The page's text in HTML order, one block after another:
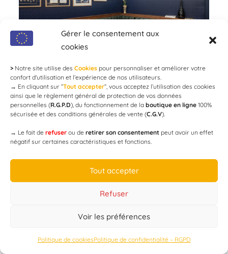
Gérer le consentement aux
cookies
> Notre site utilise des Cookies pour personnaliser et améliorer votre
confort d'utilisation et l’expérience de nos utilisateurs.
→ En cliquant sur ”Tout accepter”, vous acceptez l’utilisation des cookies
ainsi que le règlement général de protection de vos données
personnelles (R.G.P.D), du fonctionnement de la boutique en ligne 100%
sécurisée et des conditions générales de vente (C.G.V).
→ Le fait de refuser ou de retirer son consentement peut avoir un effet
négatif sur certaines caractéristiques et fonctions.
Tout accepter
Refuser
Voir les préférences
Politique de cookiesPolitique de confidentialité – RGPD
Bar – Restaurant Le Lapin Bleu
PAR CHAMPAGNEDAY
Restaurant le Grill Saint-Jean